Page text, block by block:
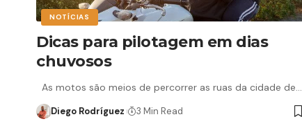
NOTÍCIAS
Dicas para pilotagem em dias
chuvosos
As motos são meios de percorrer as ruas da cidade de…
Diego Rodríguez 3 Min Read